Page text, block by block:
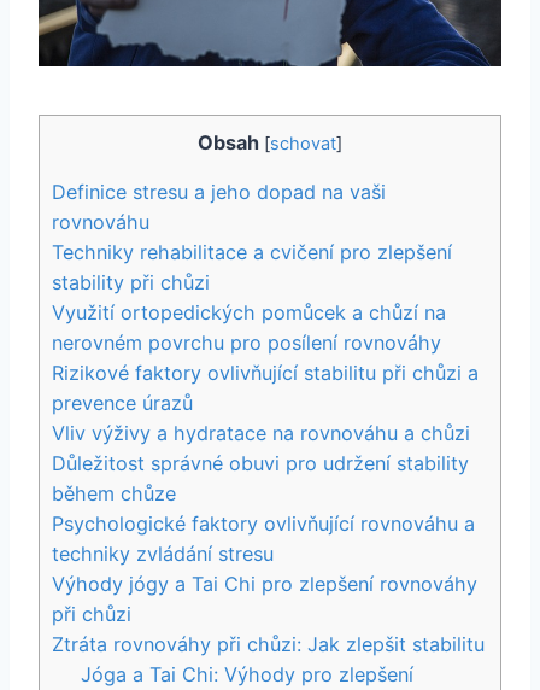
Obsah [schovat]
Definice stresu a jeho dopad na vaši
rovnováhu
Techniky rehabilitace a cvičení pro zlepšení
stability při chůzi
Využití ortopedických pomůcek a chůzí na
nerovném povrchu pro posílení rovnováhy
Rizikové faktory ovlivňující stabilitu při chůzi a
prevence úrazů
Vliv výživy a hydratace na rovnováhu a chůzi
Důležitost správné obuvi pro udržení stability
během chůze
Psychologické faktory ovlivňující rovnováhu a
techniky zvládání stresu
Výhody jógy a Tai Chi pro zlepšení rovnováhy
při chůzi
Ztráta rovnováhy při chůzi: Jak zlepšit stabilitu
Jóga a Tai Chi: Výhody pro zlepšení